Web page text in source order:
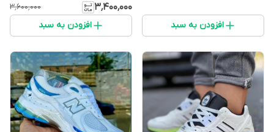
افزودن به سبد
۳٬۴۰۰٬۰۰۰ ۳٬۶۰۰٬۰۰۰
افزودن به سبد